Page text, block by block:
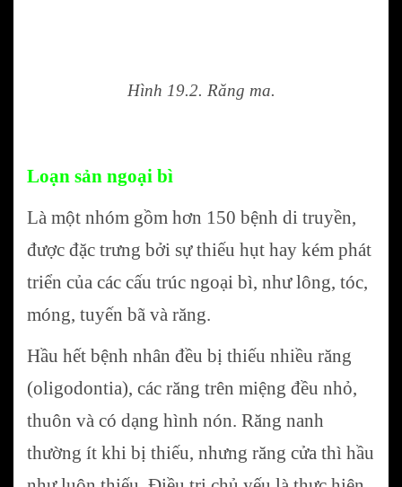
Hình 19.2. Răng ma.
Loạn sản ngoại bì
Là một nhóm gồm hơn 150 bệnh di truyền,
được đặc trưng bởi sự thiếu hụt hay kém phát
triển của các cấu trúc ngoại bì, như lông, tóc,
móng, tuyến bã và răng.
Hầu hết bệnh nhân đều bị thiếu nhiều răng
(oligodontia), các răng trên miệng đều nhỏ,
thuôn và có dạng hình nón. Răng nanh
thường ít khi bị thiếu, nhưng răng cửa thì hầu